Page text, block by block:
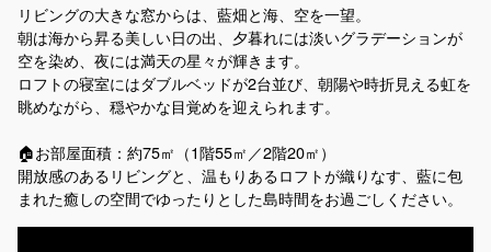
リビングの大きな窓からは、藍畑と海、空を一望。
朝は海から昇る美しい日の出、夕暮れには淡いグラデーションが
空を染め、夜には満天の星々が輝きます。
ロフトの寝室にはダブルベッドが2台並び、朝陽や時折見える虹を
眺めながら、穏やかな目覚めを迎えられます。
🏠お部屋面積：約75㎡（1階55㎡／2階20㎡）
開放感のあるリビングと、温もりあるロフトが織りなす、藍に包
まれた癒しの空間でゆったりとした島時間をお過ごしください。